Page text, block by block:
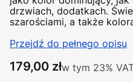
drzwiach, dodatkach.
szarościami, a także
Przejdź do pełnego opisu
Cena
179,00 złw tym 23% VAT
w tym 23%